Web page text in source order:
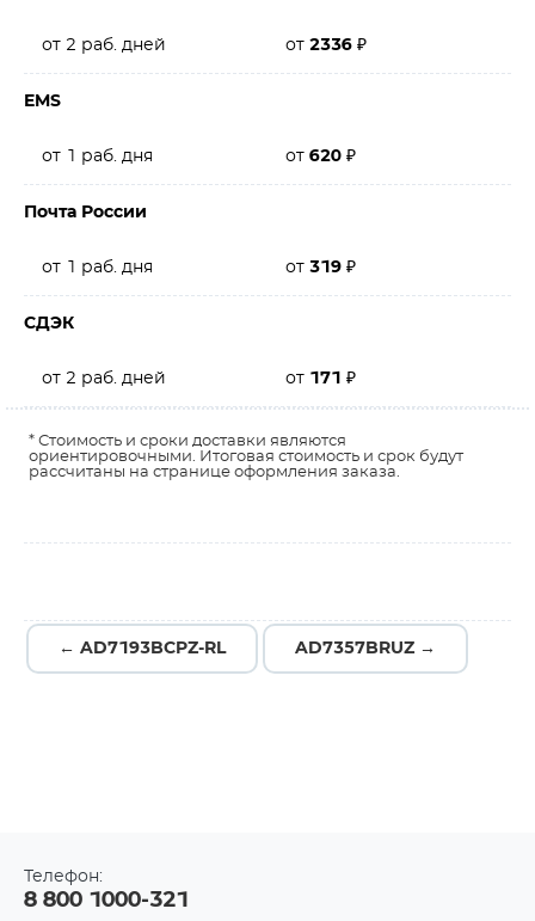
от 2 раб. дней от 2336 ₽
EMS
от 1 раб. дня от 620 ₽
Почта России
от 1 раб. дня от 319 ₽
СДЭК
от 2 раб. дней от 171 ₽
* Стоимость и сроки доставки являются
ориентировочными. Итоговая стоимость и срок будут
рассчитаны на странице оформления заказа.
← AD7193BCPZ-RL AD7357BRUZ →
Телефон:
8 800 1000-321